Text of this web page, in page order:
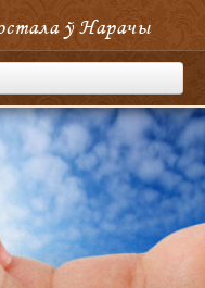
ў Нарачы